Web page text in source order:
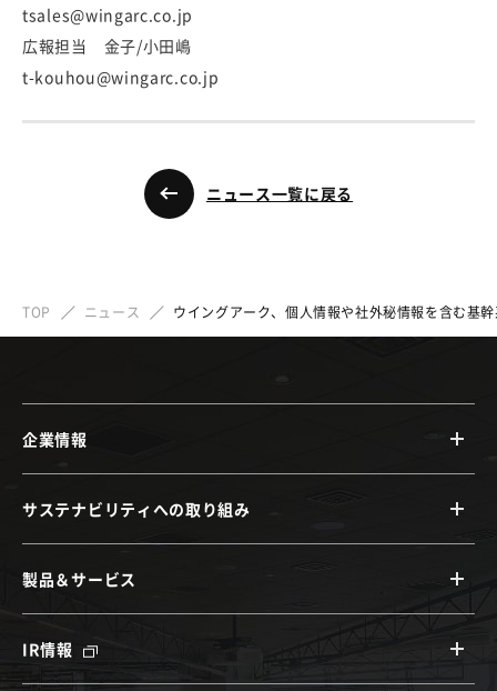
tsales@wingarc.co.jp
広報担当 金子/小田嶋
t-kouhou@wingarc.co.jp
ニュース一覧に戻る
TOP ニュース ウイングアーク、個人情報や社外秘情報を含む基
企業情報
サステナビリティへの取り組み
製品＆サービス
IR情報